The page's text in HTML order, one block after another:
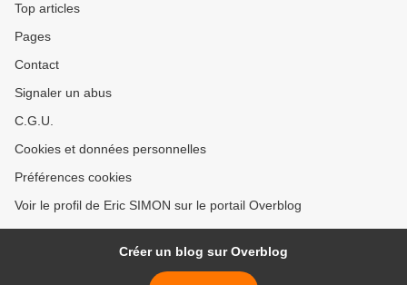
Top articles
Pages
Contact
Signaler un abus
C.G.U.
Cookies et données personnelles
Préférences cookies
Voir le profil de Eric SIMON sur le portail Overblog
Créer un blog sur Overblog